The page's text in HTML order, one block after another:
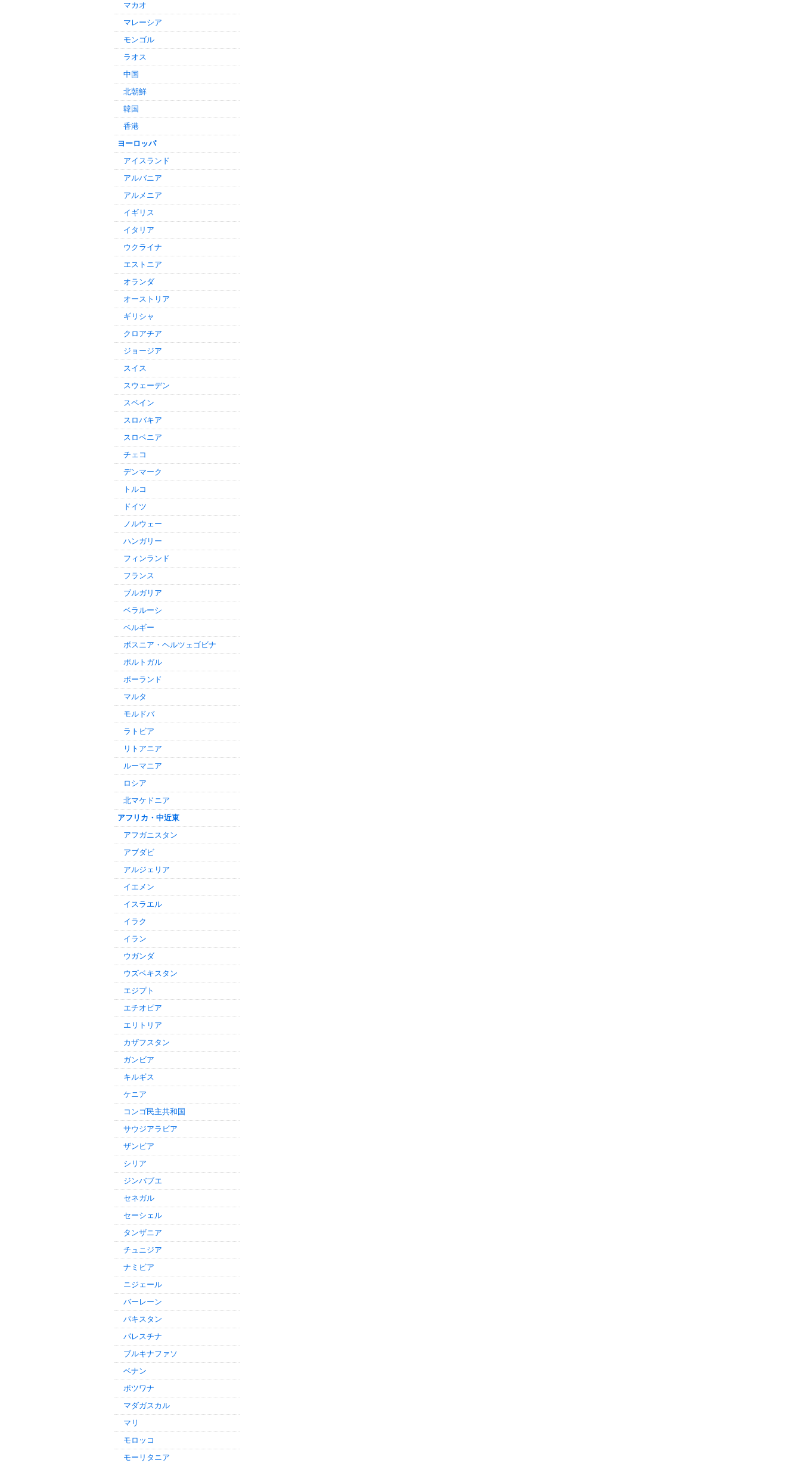
マカオ
マレーシア
モンゴル
ラオス
中国
北朝鮮
韓国
香港
ヨーロッパ
アイスランド
アルバニア
アルメニア
イギリス
イタリア
ウクライナ
エストニア
オランダ
オーストリア
ギリシャ
クロアチア
ジョージア
スイス
スウェーデン
スペイン
スロバキア
スロベニア
チェコ
デンマーク
トルコ
ドイツ
ノルウェー
ハンガリー
フィンランド
フランス
ブルガリア
ベラルーシ
ベルギー
ボスニア・ヘルツェゴビナ
ポルトガル
ポーランド
マルタ
モルドバ
ラトビア
リトアニア
ルーマニア
ロシア
北マケドニア
アフリカ・中近東
アフガニスタン
アブダビ
アルジェリア
イエメン
イスラエル
イラク
イラン
ウガンダ
ウズベキスタン
エジプト
エチオピア
エリトリア
カザフスタン
ガンビア
キルギス
ケニア
コンゴ民主共和国
サウジアラビア
ザンビア
シリア
ジンバブエ
セネガル
セーシェル
タンザニア
チュニジア
ナミビア
ニジェール
バーレーン
パキスタン
パレスチナ
ブルキナファソ
ベナン
ボツワナ
マダガスカル
マリ
モロッコ
モーリタニア